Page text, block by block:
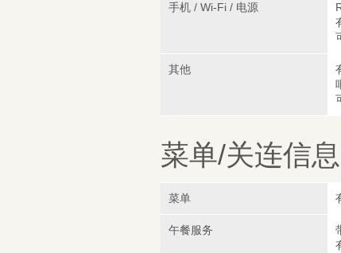
手机 / Wi-Fi / 电源
其他
菜单/关连信息
菜单
午餐服务